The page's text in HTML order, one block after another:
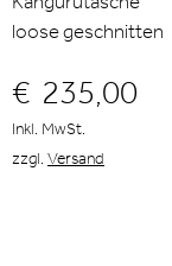
loose geschnitten
€ 235,00
Inkl. MwSt.
zzgl. Versand